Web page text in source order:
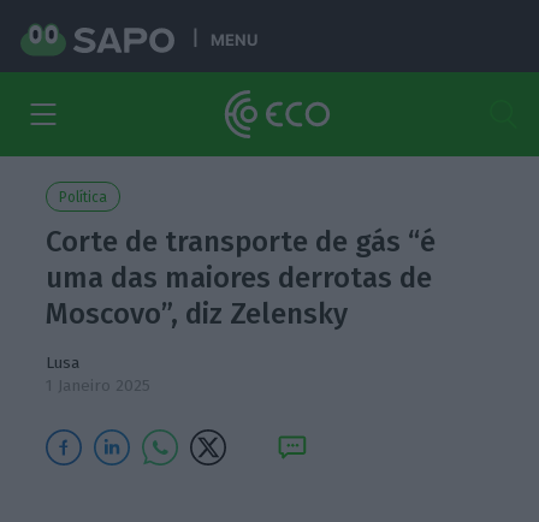
MENU
Política
Corte de transporte de gás “é
uma das maiores derrotas de
Moscovo”, diz Zelensky
Lusa
1 Janeiro 2025